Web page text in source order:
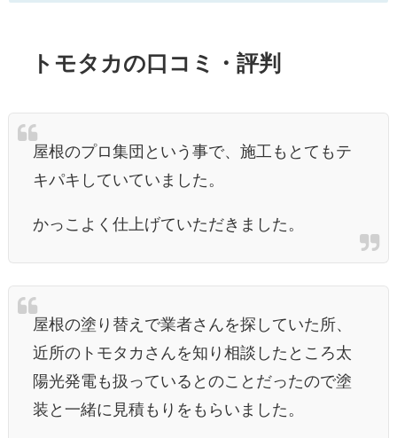
トモタカの口コミ・評判
屋根のプロ集団という事で、施工もとてもテ
キパキしていていました。
かっこよく仕上げていただきました。
屋根の塗り替えで業者さんを探していた所、
近所のトモタカさんを知り相談したところ太
陽光発電も扱っているとのことだったので塗
装と一緒に見積もりをもらいました。